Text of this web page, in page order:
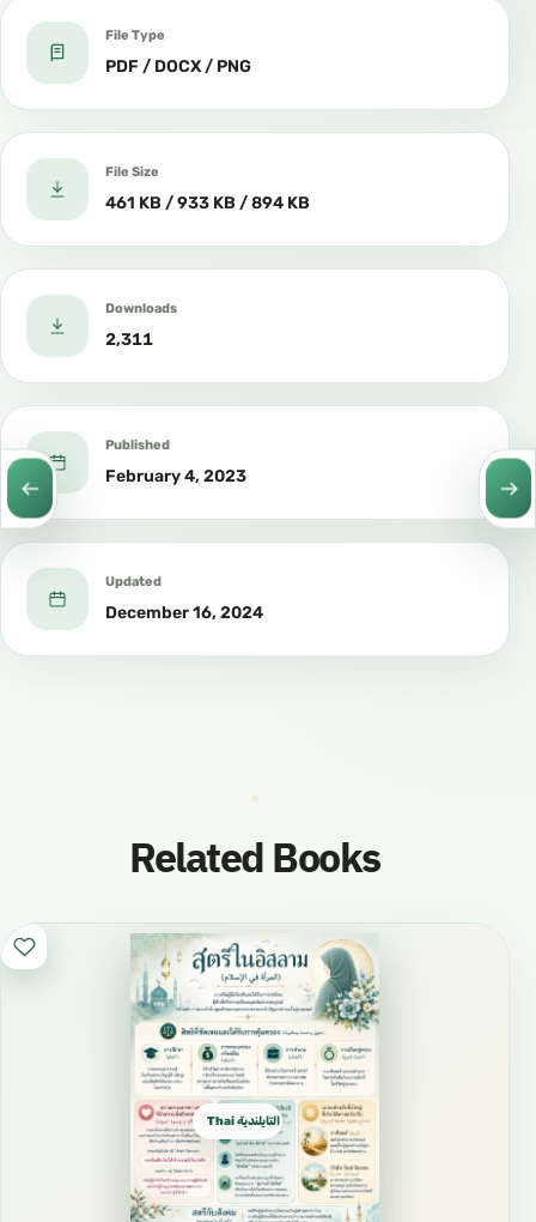
File Type
PDF / DOCX / PNG
File Size
461 KB / 933 KB / 894 KB
Downloads
2,311
Published
February 4, 2023
Updated
December 16, 2024
Related Books
Thai التايلندية ไทย